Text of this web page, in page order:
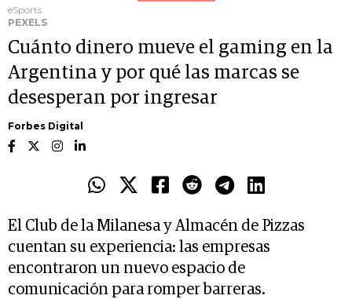
eSports
PEXELS
Cuánto dinero mueve el gaming en la
Argentina y por qué las marcas se
desesperan por ingresar
Forbes Digital
El Club de la Milanesa y Almacén de Pizzas
cuentan su experiencia: las empresas
encontraron un nuevo espacio de
comunicación para romper barreras.